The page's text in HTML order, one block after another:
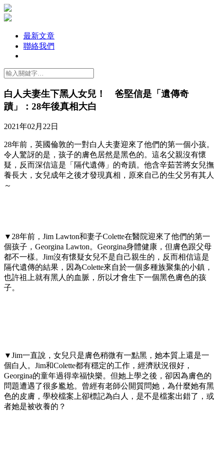
最新文章
聯絡我們
白人夫妻生下黑人女兒！ 爸堅信是「遺傳奇
蹟」：28年後真相大白
2021年02月22日
28年前，英國倫敦的一對白人夫妻迎來了他們的第一個小孩。
令人驚訝的是，孩子的膚色居然是黑色的。這名父親沒有懷
疑，反而深信這是「隔代遺傳」的奇蹟。他含辛茹苦將女兒撫
養長大，女兒成年之後才發現真相，原來自己的生父另有其人
～
▼28年前，Jim Lawton和妻子Colette在醫院迎來了他們的第一
個孩子，Georgina Lawton。Georgina身體健康，但膚色跟父母
都不一樣。Jim沒有懷疑女兒不是自己親生的，反而相信這是
隔代遺傳的結果，因為Colette來自於一個多種族聚集的小鎮，
也許祖上就有黑人的血脈，所以才會生下一個黑色膚色的孩
子。
▼Jim一直說，女兒只是膚色稍微有一點黑，她本質上還是一
個白人。Jim和Colette都有穩定的工作，經濟狀況很好，
Georgina的童年過得幸福快樂。但她上學之後，卻因為膚色的
問題遭遇了很多尷尬。曾經有老師公開質問她，為什麼她有黑
色的皮膚，學校檔案上卻標記為白人，是不是檔案出錯了，或
者她是被收養的？